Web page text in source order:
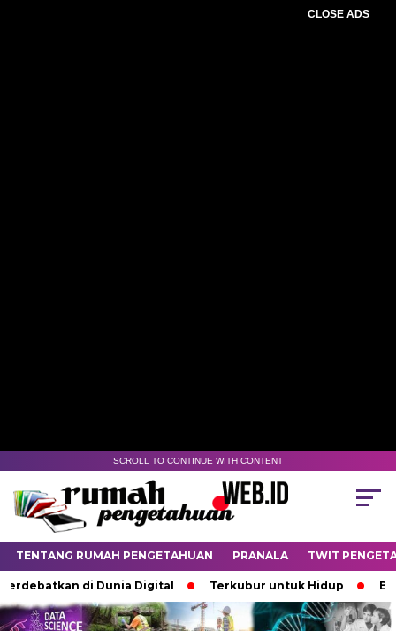
CLOSE ADS
SCROLL TO CONTINUE WITH CONTENT
TENTANG RUMAH PENGETAHUAN PRANALA TWIT
di Dunia Digital Terkubur untuk Hidup